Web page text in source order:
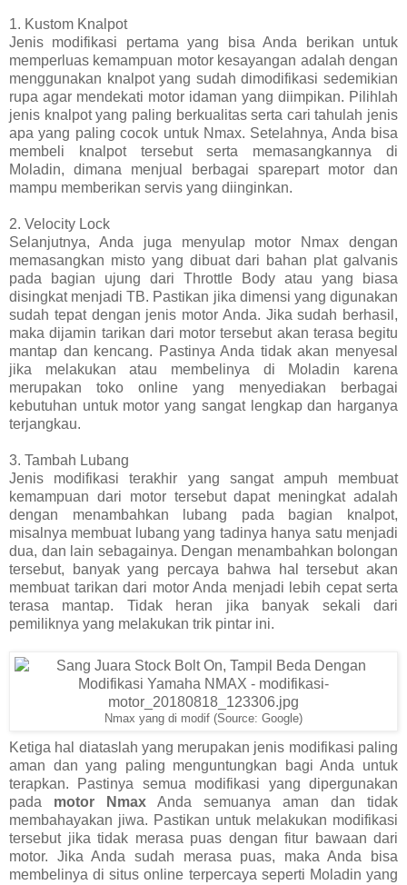
1. Kustom Knalpot
Jenis modifikasi pertama yang bisa Anda berikan untuk
memperluas kemampuan motor kesayangan adalah dengan
menggunakan knalpot yang sudah dimodifikasi sedemikian
rupa agar mendekati motor idaman yang diimpikan. Pilihlah
jenis knalpot yang paling berkualitas serta cari tahulah jenis
apa yang paling cocok untuk Nmax. Setelahnya, Anda bisa
membeli knalpot tersebut serta memasangkannya di
Moladin, dimana menjual berbagai sparepart motor dan
mampu memberikan servis yang diinginkan.
2. Velocity Lock
Selanjutnya, Anda juga menyulap motor Nmax dengan
memasangkan misto yang dibuat dari bahan plat galvanis
pada bagian ujung dari Throttle Body atau yang biasa
disingkat menjadi TB. Pastikan jika dimensi yang digunakan
sudah tepat dengan jenis motor Anda. Jika sudah berhasil,
maka dijamin tarikan dari motor tersebut akan terasa begitu
mantap dan kencang. Pastinya Anda tidak akan menyesal
jika melakukan atau membelinya di Moladin karena
merupakan toko online yang menyediakan berbagai
kebutuhan untuk motor yang sangat lengkap dan harganya
terjangkau.
3. Tambah Lubang
Jenis modifikasi terakhir yang sangat ampuh membuat
kemampuan dari motor tersebut dapat meningkat adalah
dengan menambahkan lubang pada bagian knalpot,
misalnya membuat lubang yang tadinya hanya satu menjadi
dua, dan lain sebagainya. Dengan menambahkan bolongan
tersebut, banyak yang percaya bahwa hal tersebut akan
membuat tarikan dari motor Anda menjadi lebih cepat serta
terasa mantap. Tidak heran jika banyak sekali dari
pemiliknya yang melakukan trik pintar ini.
Nmax yang di modif (Source: Google)
Ketiga hal diataslah yang merupakan jenis modifikasi paling
aman dan yang paling menguntungkan bagi Anda untuk
terapkan. Pastinya semua modifikasi yang dipergunakan
pada motor Nmax Anda semuanya aman dan tidak
membahayakan jiwa. Pastikan untuk melakukan modifikasi
tersebut jika tidak merasa puas dengan fitur bawaan dari
motor. Jika Anda sudah merasa puas, maka Anda bisa
membelinya di situs online terpercaya seperti Moladin yang